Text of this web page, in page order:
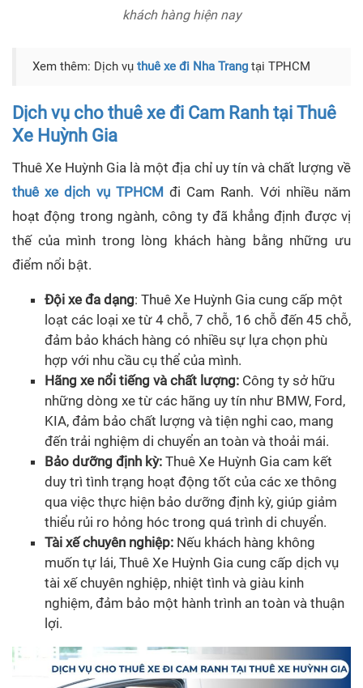
khách hàng hiện nay
Xem thêm: Dịch vụ thuê xe đi Nha Trang tại TPHCM
Dịch vụ cho thuê xe đi Cam Ranh tại Thuê
Xe Huỳnh Gia
Thuê Xe Huỳnh Gia là một địa chỉ uy tín và chất lượng về
thuê xe dịch vụ TPHCM đi Cam Ranh. Với nhiều năm
hoạt động trong ngành, công ty đã khẳng định được vị
thế của mình trong lòng khách hàng bằng những ưu
điểm nổi bật.
Đội xe đa dạng: Thuê Xe Huỳnh Gia cung cấp một
loạt các loại xe từ 4 chỗ, 7 chỗ, 16 chỗ đến 45 chỗ,
đảm bảo khách hàng có nhiều sự lựa chọn phù
hợp với nhu cầu cụ thể của mình.
Hãng xe nổi tiếng và chất lượng: Công ty sở hữu
những dòng xe từ các hãng uy tín như BMW, Ford,
KIA, đảm bảo chất lượng và tiện nghi cao, mang
đến trải nghiệm di chuyển an toàn và thoải mái.
Bảo dưỡng định kỳ: Thuê Xe Huỳnh Gia cam kết
duy trì tình trạng hoạt động tốt của các xe thông
qua việc thực hiện bảo dưỡng định kỳ, giúp giảm
thiểu rủi ro hỏng hóc trong quá trình di chuyển.
Tài xế chuyên nghiệp: Nếu khách hàng không
muốn tự lái, Thuê Xe Huỳnh Gia cung cấp dịch vụ
tài xế chuyên nghiệp, nhiệt tình và giàu kinh
nghiệm, đảm bảo một hành trình an toàn và thuận
lợi.